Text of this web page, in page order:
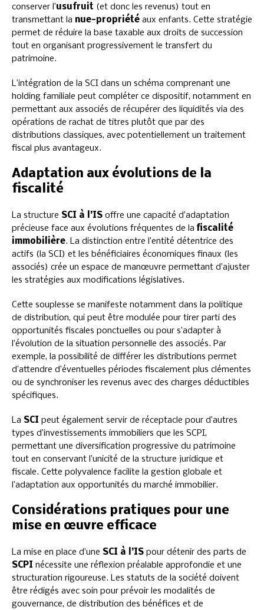
conserver l’usufruit (et donc les revenus) tout en
transmettant la nue-propriété aux enfants. Cette stratégie
permet de réduire la base taxable aux droits de succession
tout en organisant progressivement le transfert du
patrimoine.
L’intégration de la SCI dans un schéma comprenant une
holding familiale peut compléter ce dispositif, notamment en
permettant aux associés de récupérer des liquidités via des
opérations de rachat de titres plutôt que par des
distributions classiques, avec potentiellement un traitement
fiscal plus avantageux.
Adaptation aux évolutions de la
fiscalité
La structure SCI à l’IS offre une capacité d’adaptation
précieuse face aux évolutions fréquentes de lafiscalité
immobilière. La distinction entre l’entité détentrice des
actifs (la SCI) et les bénéficiaires économiques finaux (les
associés) crée un espace de manœuvre permettant d’ajuster
les stratégies aux modifications législatives.
Cette souplesse se manifeste notamment dans la politique
de distribution, qui peut être modulée pour tirer parti des
opportunités fiscales ponctuelles ou pour s’adapter à
l’évolution de la situation personnelle des associés. Par
exemple, la possibilité de différer les distributions permet
d’attendre d’éventuelles périodes fiscalement plus clémentes
ou de synchroniser les revenus avec des charges déductibles
spécifiques.
La SCI peut également servir de réceptacle pour d’autres
types d’investissements immobiliers que les SCPI,
permettant une diversification progressive du patrimoine
tout en conservant l’unicité de la structure juridique et
fiscale. Cette polyvalence facilite la gestion globale et
l’adaptation aux opportunités du marché immobilier.
Considérations pratiques pour une
mise en œuvre efficace
La mise en place d’une SCI à l’IS pour détenir des parts de
SCPI nécessite une réflexion préalable approfondie et une
structuration rigoureuse. Les statuts de la société doivent
être rédigés avec soin pour prévoir les modalités de
gouvernance, de distribution des bénéfices et de